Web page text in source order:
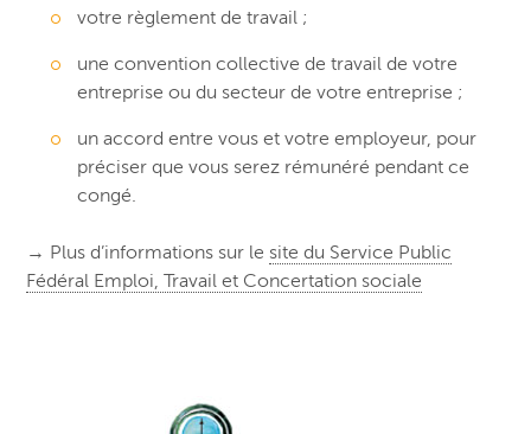
votre règlement de travail ;
une convention collective de travail de votre
entreprise ou du secteur de votre entreprise ;
un accord entre vous et votre employeur, pour
préciser que vous serez rémunéré pendant ce
congé.
→ Plus d’informations sur le site du Service Public
Fédéral Emploi, Travail et Concertation sociale